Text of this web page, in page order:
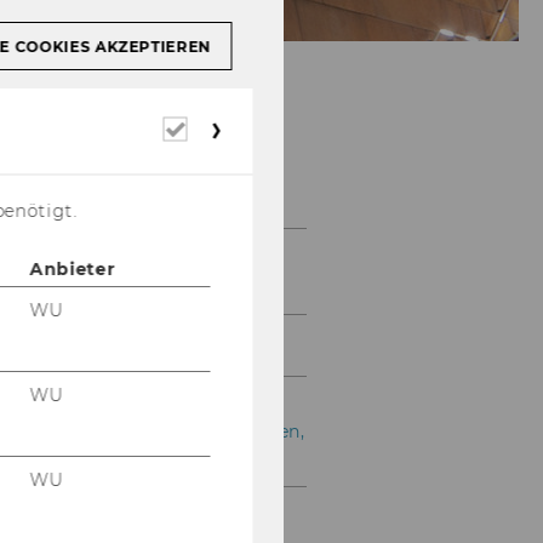
Univ.-Prof. Dr. Christian
Riegler
Universitätsdozentin Dr.
Katrin Weiskirchner-Merten,
BSc
COOKIES AKZEPTIEREN
Erforderliche
Anbieter
WU
WU
WU